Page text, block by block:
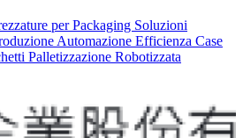
per Packaging Soluzioni
Automazione Efficienza Case
Palletizzazione Robotizzata